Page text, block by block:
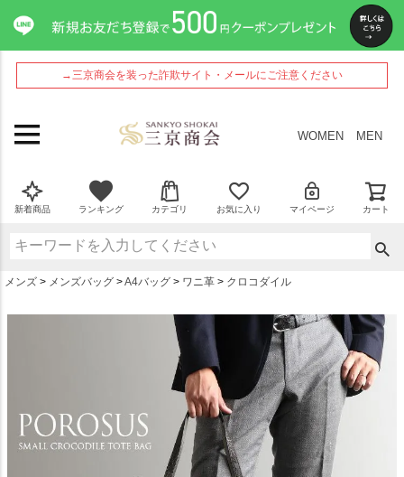
→三京商会を装った詐欺サイト・メールにご注意ください
WOMEN MEN
新着商品 ランキング カテゴリ お気に入り マイページ カート
メンズ メンズバッグ A4バッグ ワニ革 クロコダイル
ペー
ジト
ップ
へ